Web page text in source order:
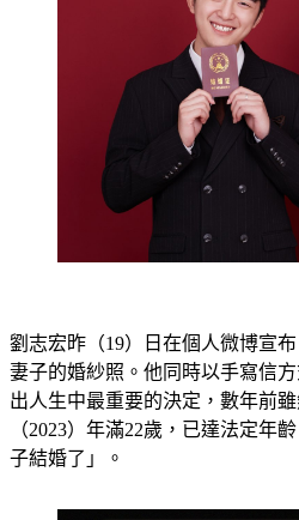
妻子的婚紗照。他同時以手寫信
出人生中最重要的決定，數年前
（2023）年滿22歲，已達法定年
子結婚了」。